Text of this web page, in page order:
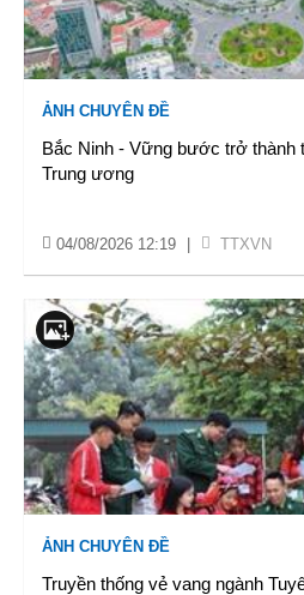
ẢNH CHUYÊN ĐỀ
Bắc Ninh - Vững bước trở thành
Trung ương
04/08/2026 12:19 TTXVN
ẢNH CHUYÊN ĐỀ
Truyền thống vẻ vang ngành